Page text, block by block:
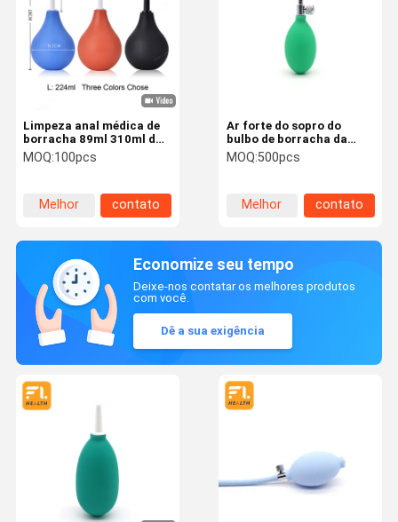
Limpeza anal médica de
borracha 89ml 310ml da
bomba de mão
MOQ:100pcs
Melhor
contato
Ar forte do sopro do
bulbo de borracha da
remoção de poeira de
FULI para o bulbo da
computador da única
lente
MOQ:500pcs
Melhor
contato
Economize seu tempo
Deixe-nos contatar os melhores produtos
com você.
Dê a sua exigência